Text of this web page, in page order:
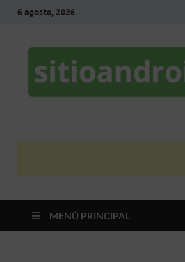
6 agosto, 2026
MENÚ PRINCIPAL